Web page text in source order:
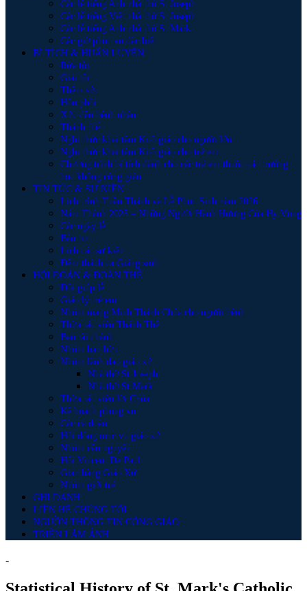
Các lễ tiếng Anh nhà thờ St Joseph
Các lễ tiếng Việt nhà thờ St Joseph
Các lễ tiếng Anh nhà thờ St Mark
Các giờ phục vụ đặc biệt
BÍ TÍCH & HUẤN LUYỆN
Rửa tội
Giải tội
Thêm sức
Hôn phối
Xức dầu bệnh nhân
Thánh thể
Nghi thức khai tâm Kitô giáo cho người lớn
Nghi thức khai tâm Kitô giáo cho trẻ em
Chương trình bí tích dành cho các trẻ em thuộc các trường
học không công giáo
TIN TỨC & SỰ KIÊN
Lịch trình Tuần Thánh và Lễ Phục Sinh năm 2026
Năm Thánh 2025 – Những Người Hành Hương Của Hy Vọng
Các ngày lễ
Bản tin
Lịch các sự kiện
Đêm thánh ca Giáng sinh
HỘI ĐOÀN & ĐOÀN THỂ
Đội giúp lễ
Giáo lý trẻ em
Nhóm mang Mình Thánh Chúa cho người bệnh
Thừa tác viên Thánh Thể
Ban tài chánh
Nhóm bạn hữu
Nhóm lãnh đạo giáo xứ
Nhà thờ St Joseph
Nhà thờ St Mark
Thừa tác viên lời Chúa
Kế hoạch phụng vụ
Các ca đoàn
Hội đồng mục vụ giáo xứ
Nhóm cầu nguyện
Hội Vincent De Paul
Gian hàng Giáo Xứ
Nhóm giới trẻ
GHI DANH
LIỆN HỆ CHÚNG TÔI
NGUỒN THÔNG TIN CÔNG GIÁO
TRIỂN LÃM ẢNH
-